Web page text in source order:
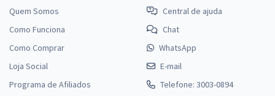
Quem Somos
Como Funciona
Como Comprar
Loja Social
Programa de Afiliados
Central de ajuda
Chat
WhatsApp
E-mail
Telefone: 3003-0894